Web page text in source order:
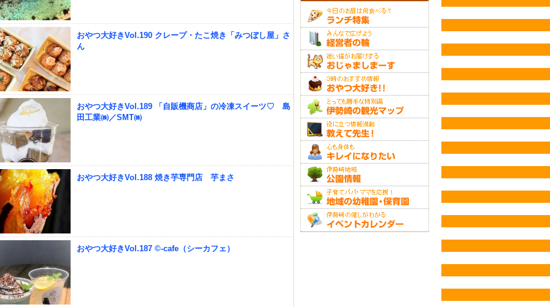
おやつ大好きVol.190 クレープ・たこ焼き「みつぼし屋」さ
ん
おやつ大好きVol.189 「自販機商店」の冷凍スイーツ♡ 島
田工業㈱／SMT㈱
おやつ大好きVol.188 焼き芋専門店 芋まさ
おやつ大好きVol.187 ©-cafe（シーカフェ）